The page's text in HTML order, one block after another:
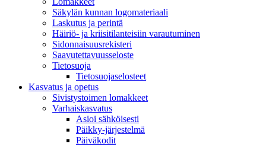
Säkylän kunnan logomateriaali
Laskutus ja perintä
Häiriö- ja kriisitilanteisiin varautuminen
Sidonnaisuusrekisteri
Saavutettavuusseloste
Tietosuoja
Tietosuojaselosteet
Kasvatus ja opetus
Sivistystoimen lomakkeet
Varhaiskasvatus
Asioi sähköisesti
Päikky-järjestelmä
Päiväkodit